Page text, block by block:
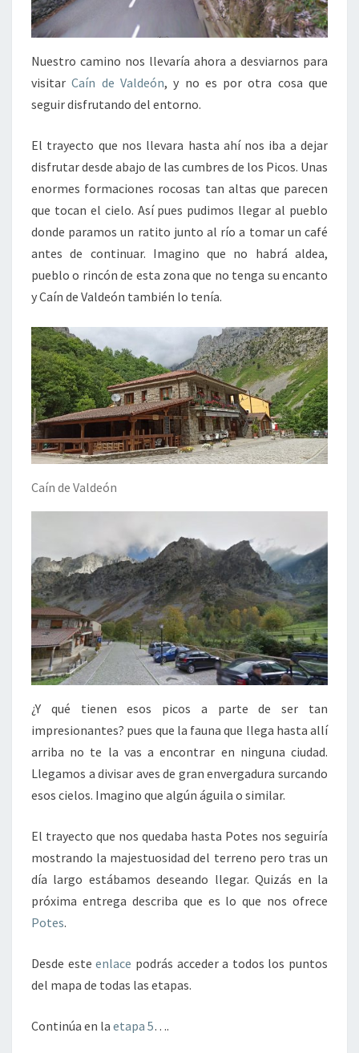
Nuestro camino nos llevaría ahora a desviarnos para
visitarCaín de Valdeón, y no es por otra cosa que
seguir disfrutando del entorno.
El trayecto que nos llevara hasta ahí nos iba a dejar
disfrutar desde abajo de las cumbres de los Picos. Unas
enormes formaciones rocosas tan altas que parecen
que tocan el cielo. Así pues pudimos llegar al pueblo
donde paramos un ratito junto al río a tomar un café
antes de continuar. Imagino que no habrá aldea,
pueblo o rincón de esta zona que no tenga su encanto
y Caín de Valdeón también lo tenía.
Caín de Valdeón
¿Y qué tienen esos picos a parte de ser tan
impresionantes? pues que la fauna que llega hasta allí
arriba no te la vas a encontrar en ninguna ciudad.
Llegamos a divisar aves de gran envergadura surcando
esos cielos. Imagino que algún águila o similar.
El trayecto que nos quedaba hasta Potes nos seguiría
mostrando la majestuosidad del terreno pero tras un
día largo estábamos deseando llegar. Quizás en la
próxima entrega describa que es lo que nos ofrece
Potes.
Desde esteenlace podrás acceder a todos los puntos
del mapa de todas las etapas.
Continúa en la etapa 5….